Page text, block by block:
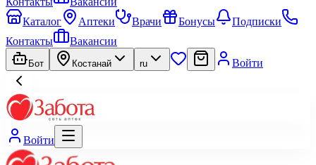
Каталог
Аптеки Врачи Бонусы
Подписки
Контакты
Вакансии
Бот Костанай ru Войти
Войти